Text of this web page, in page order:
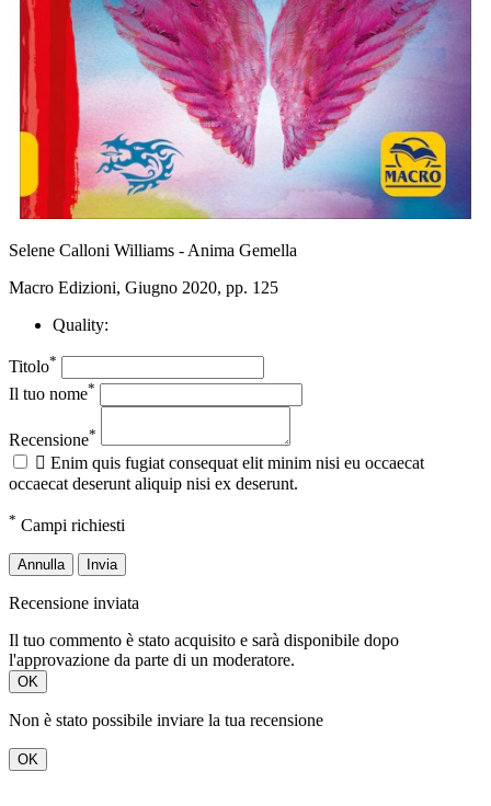
Selene Calloni Williams - Anima Gemella
Macro Edizioni, Giugno 2020, pp. 125
Quality:
Titolo*
Il tuo nome*
Recensione*
 Enim quis fugiat consequat elit minim nisi eu occaecat
occaecat deserunt aliquip nisi ex deserunt.
* Campi richiesti
Annulla Invia
Recensione inviata
Il tuo commento è stato acquisito e sarà disponibile dopo
l'approvazione da parte di un moderatore.
OK
Non è stato possibile inviare la tua recensione
OK